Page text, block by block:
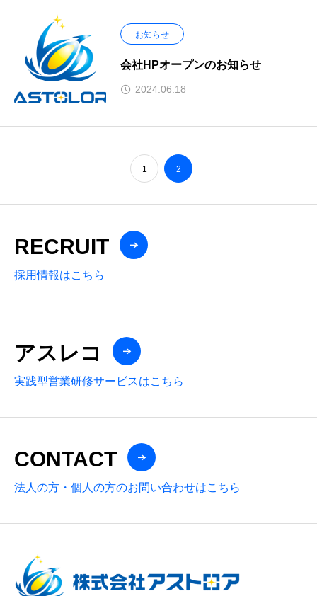
お知らせ
会社HPオープンのお知らせ
2024.06.18
1 2
RECRUIT
採用情報はこちら
アスレコ
実践型営業研修サービスはこちら
CONTACT
法人の方・個人の方のお問い合わせはこちら